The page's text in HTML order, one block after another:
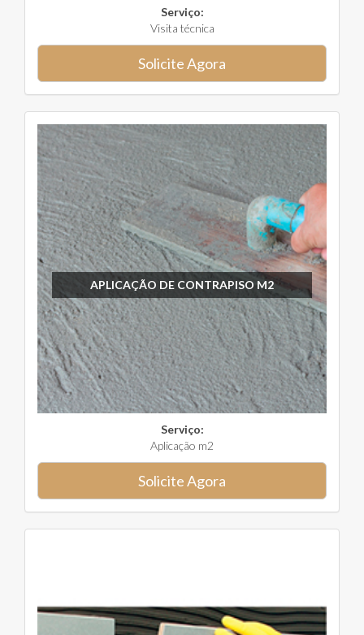
Serviço:
Visita técnica
Solicite Agora
APLICAÇÃO DE CONTRAPISO M2
Serviço:
Aplicação m2
Solicite Agora